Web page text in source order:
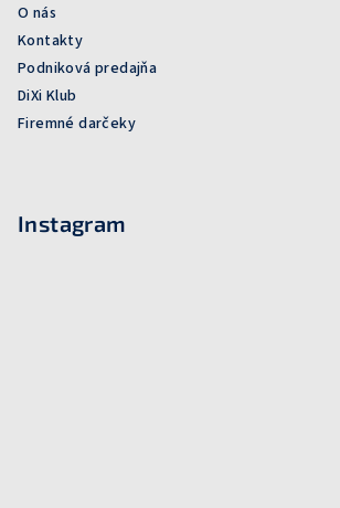
O nás
Kontakty
Podniková predajňa
DiXi Klub
Firemné darčeky
Instagram